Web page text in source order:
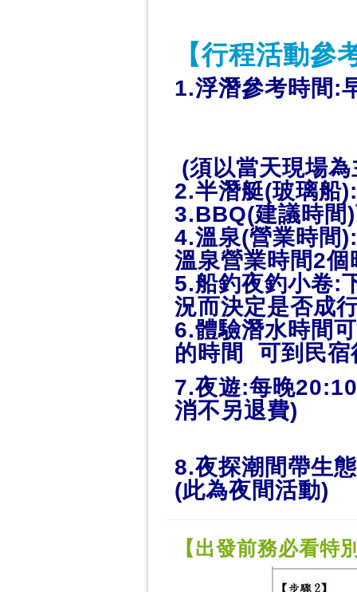
【行程活動參
1.浮潛參考時間
(須以當天現場
2.半潛艇(玻璃船
3.BBQ(建議時間
4.溫泉(營業時間
溫泉營業時間2
5.船釣夜釣小卷:
況而決定是否成
6.體驗潛水時間
的時間 可到民
7.夜遊:每晚
消
8.夜探潮間帶生
(此為夜間活動)
【出發前務必看特